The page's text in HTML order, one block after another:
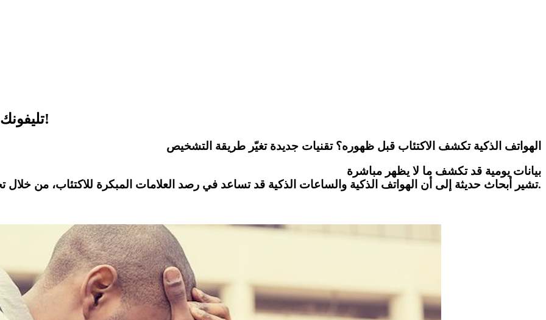
تليفونك ينجم يفضحك قبل ما تمرض نفسياً… كيفاش؟!
الهواتف الذكية تكشف الاكتئاب قبل ظهوره؟ تقنيات جديدة تغيّر طريقة التشخيص
بيانات يومية قد تكشف ما لا يظهر مباشرة
تشير أبحاث حديثة إلى أن الهواتف الذكية والساعات الذكية قد تساعد في رصد العلامات المبكرة للاكتئاب، من خلال تحليل أنماط النوم والحركة والنشاط اليومي.